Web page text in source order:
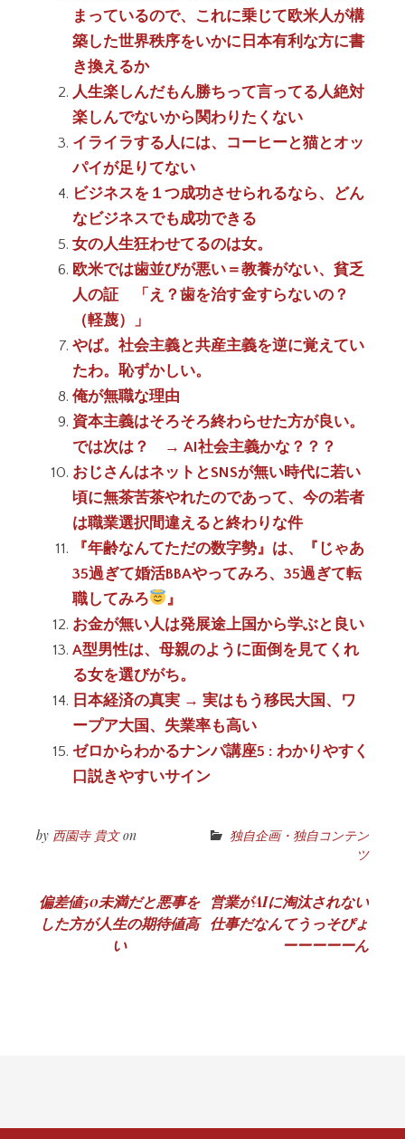
まっているので、これに乗じて欧米人が構
築した世界秩序をいかに日本有利な方に書
き換えるか
人生楽しんだもん勝ちって言ってる人絶対
楽しんでないから関わりたくない
イライラする人には、コーヒーと猫とオッ
パイが足りてない
ビジネスを１つ成功させられるなら、どん
なビジネスでも成功できる
女の人生狂わせてるのは女。
欧米では歯並びが悪い＝教養がない、貧乏
人の証 「え？歯を治す金すらないの？
（軽蔑）」
やば。社会主義と共産主義を逆に覚えてい
たわ。恥ずかしい。
俺が無職な理由
資本主義はそろそろ終わらせた方が良い。
では次は？ → AI社会主義かな？？？
おじさんはネットとSNSが無い時代に若い
頃に無茶苦茶やれたのであって、今の若者
は職業選択間違えると終わりな件
『年齢なんてただの数字勢』は、『じゃあ
35過ぎて婚活BBAやってみろ、35過ぎて転
職してみろ
』
お金が無い人は発展途上国から学ぶと良い
A型男性は、母親のように面倒を見てくれ
る女を選びがち。
日本経済の真実 → 実はもう移民大国、ワ
ープア大国、失業率も高い
ゼロからわかるナンパ講座5 : わかりやすく
口説きやすいサイン
by 西園寺 貴文on
独自企画・独自コンテン
ツ
投
稿
ョ
偏差値50未満だと悪事を
した方が人生の期待値高
い
営業がAIに淘汰されない
仕事だなんてうっそぴょ
ーーーーーん